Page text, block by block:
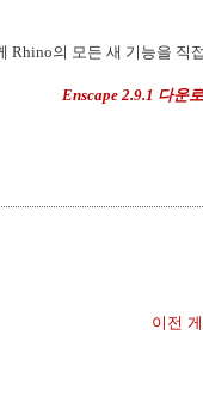
Rhino의 모든 새 기능을 직
Enscape 2.9.1 다운
이전